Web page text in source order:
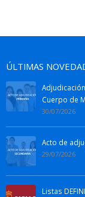
ÚLTIMAS
Cuerpo de
30/07/2026
Acto de
29/07/2026
Listas